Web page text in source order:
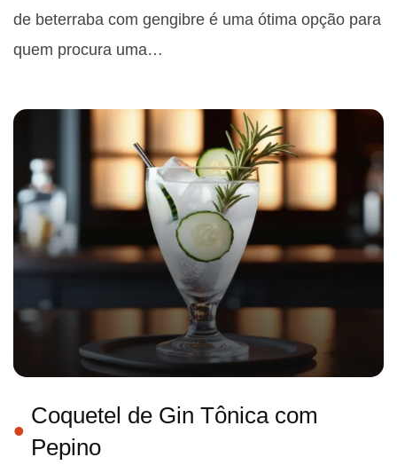
de beterraba com gengibre é uma ótima opção para
quem procura uma…
Coquetel de Gin Tônica com
Pepino